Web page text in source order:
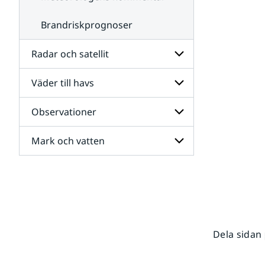
Brandriskprognoser
Radar och satellit
Undersidor
för
Radar
och
satellit
Väder till havs
Undersidor
för
Väder
till
havs
Observationer
Undersidor
för
Mark och vatten
Dela sidan